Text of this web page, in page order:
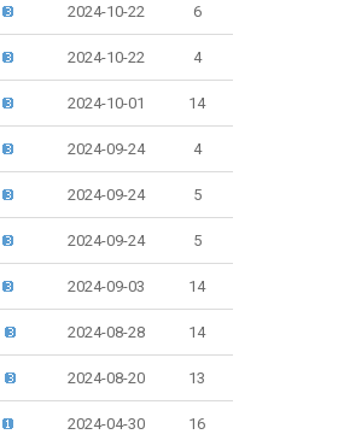
2024-10-22 6
2024-10-22 4
2024-10-01 14
2024-09-24 4
2024-09-24 5
2024-09-24 5
2024-09-03 14
2024-08-28 14
2024-08-20 13
2024-04-30 16